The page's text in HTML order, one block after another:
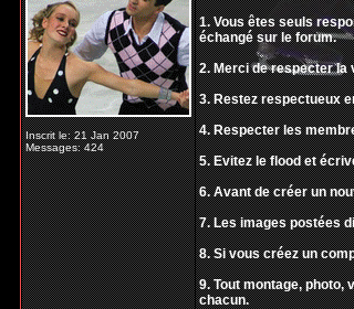
Inscrit le: 21 Jan 2007
Messages: 424
1. Vous êtes seuls
échangé sur le forum.
2. Merci de respecter la
3. Restez respectueux
4. Respecter les
5. Evitez le flood et
6. Avant de créer un
7. Les images postées
8. Si vous créez un
9. Tout montage, photo,
chacun.